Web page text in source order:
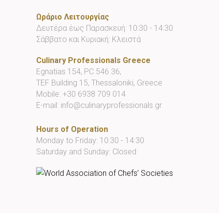
Ωράριο Λειτουργίας
Δευτέρα έως Παρασκευή: 10:30 - 14:30
Σάββατο και Κυριακή: Κλειστά
Culinary Professionals Greece
Egnatias 154, PC 546 36,
TEF Building 15, Thessaloniki, Greece
Mobile: +30 6938 709 014
E-mail: info@culinaryprofessionals.gr
Hours of Operation
Monday to Friday: 10:30 - 14:30
Saturday and Sunday: Closed